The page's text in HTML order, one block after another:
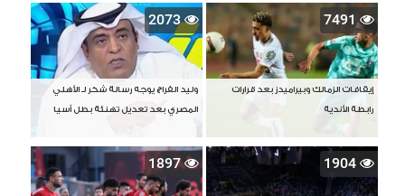
7491
إيقافات الزمالك وبيراميدز بعد قرارات
رابطة الأندية
2073
وليد الفراج يوجه رسالة شكر لـ الأهلي
المصري بعد تعديل تهنئة بطل آسيا
1904
1897